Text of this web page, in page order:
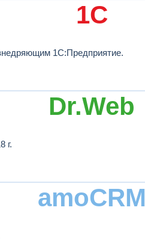
1C
1С:Предприятие.
Dr.Web
г.
amoCRM